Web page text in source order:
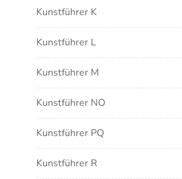
Kunstführer K
Kunstführer L
Kunstführer M
Kunstführer NO
Kunstführer PQ
Kunstführer R